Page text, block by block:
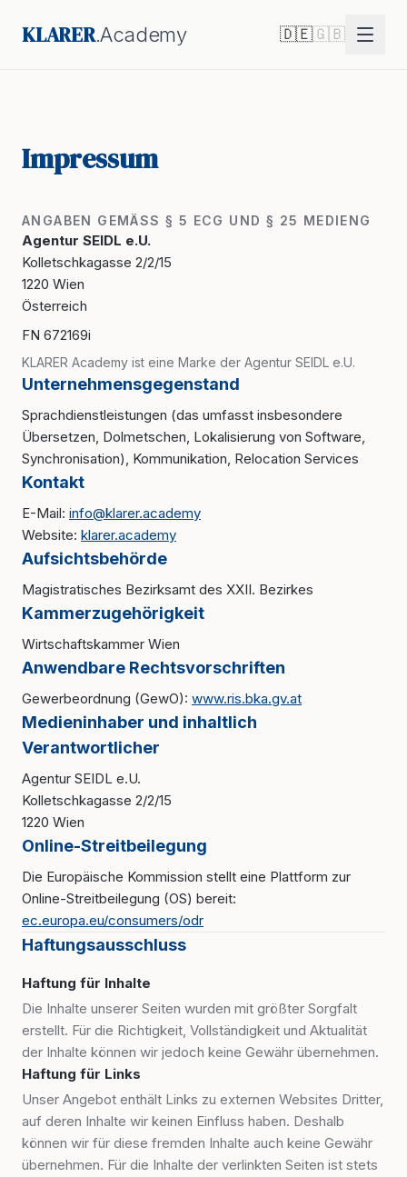
KLARER.Academy 🇩🇪🇬🇧
Impressum
ANGABEN GEMÄSS § 5 ECG UND § 25 MEDIENG
Agentur SEIDL e.U.
Kolletschkagasse 2/2/15
1220 Wien
Österreich
FN 672169i
KLARER Academy ist eine Marke der Agentur SEIDL e.U.
Unternehmensgegenstand
Sprachdienstleistungen (das umfasst insbesondere
Übersetzen, Dolmetschen, Lokalisierung von Software,
Synchronisation), Kommunikation, Relocation Services
Kontakt
E-Mail: info@klarer.academy
Website: klarer.academy
Aufsichtsbehörde
Magistratisches Bezirksamt des XXII. Bezirkes
Kammerzugehörigkeit
Wirtschaftskammer Wien
Anwendbare Rechtsvorschriften
Gewerbeordnung (GewO): www.ris.bka.gv.at
Medieninhaber und inhaltlich
Verantwortlicher
Agentur SEIDL e.U.
Kolletschkagasse 2/2/15
1220 Wien
Online-Streitbeilegung
Die Europäische Kommission stellt eine Plattform zur
Online-Streitbeilegung (OS) bereit:
ec.europa.eu/consumers/odr
Haftungsausschluss
Haftung für Inhalte
Die Inhalte unserer Seiten wurden mit größter Sorgfalt
erstellt. Für die Richtigkeit, Vollständigkeit und Aktualität
der Inhalte können wir jedoch keine Gewähr übernehmen.
Haftung für Links
Unser Angebot enthält Links zu externen Websites Dritter,
auf deren Inhalte wir keinen Einfluss haben. Deshalb
können wir für diese fremden Inhalte auch keine Gewähr
übernehmen. Für die Inhalte der verlinkten Seiten ist stets